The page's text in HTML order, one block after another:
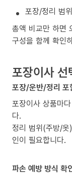
포장/정리 범
총액 비교만 하면
구성을 함께 확인
포장이사
포장/운반/정리 포
포장이사 상품마
다.
정리 범위(주방/
인이 필요합니다.
파손 예방 방식 확